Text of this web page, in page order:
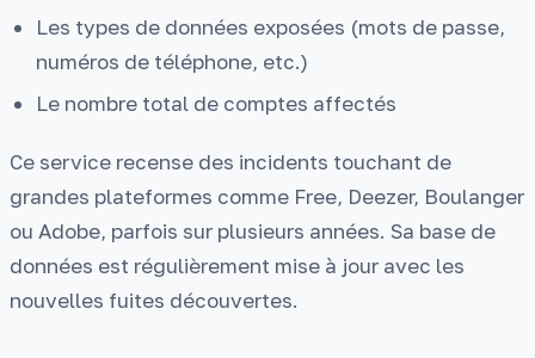
Les types de données exposées (mots de passe,
numéros de téléphone, etc.)
Le nombre total de comptes affectés
Ce service recense des incidents touchant de
grandes plateformes comme Free, Deezer, Boulanger
ou Adobe, parfois sur plusieurs années. Sa base de
données est régulièrement mise à jour avec les
nouvelles fuites découvertes.